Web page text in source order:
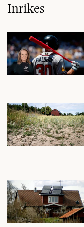
Inrikes